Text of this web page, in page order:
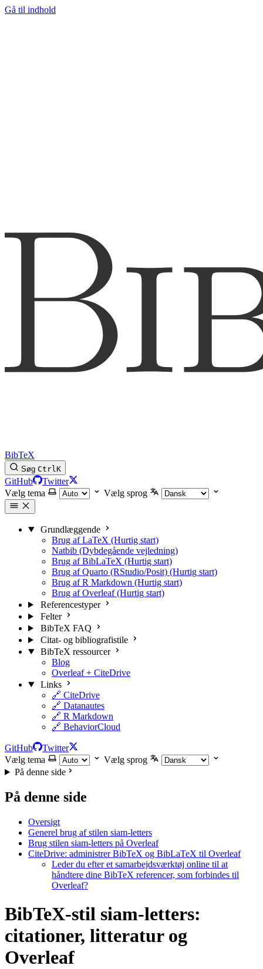
Gå til indhold
BibTeX
Søg CtrlK
GitHub
Twitter
Vælg tema
Vælg sprog
Grundlæggende
Brug af LaTeX (Hurtig start)
Natbib (Dybdegående vejledning)
Brug af BibLaTeX (Hurtig start)
Brug af Quarto (RStudio/Posit) (Hurtig start)
Brug af R Markdown (Hurtig start)
Brug af Overleaf (Hurtig start)
Referencestyper
Felter
BibTeX FAQ
Citat- og bibliografistile
BibTeX ressourcer
Blog
Overleaf + CiteDrive
Links
🔗 CiteDrive
🔗 Datanautes
🔗 R Markdown
🔗 BehaviorCloud
GitHub
Twitter
Vælg tema
Vælg sprog
På denne side
På denne side
Oversigt
Generel brug af stilen siam-letters
Brug stilen siam-letters på Overleaf
CiteDrive: administrer BibTeX og BibLaTeX til Overleaf
Leder du efter et samarbejdsværktøj online til at
håndtere dine BibTeX referencer, som forbindes til
Overleaf?
BibTeX-stil siam-letters:
citationer, litteratur og
Overleaf